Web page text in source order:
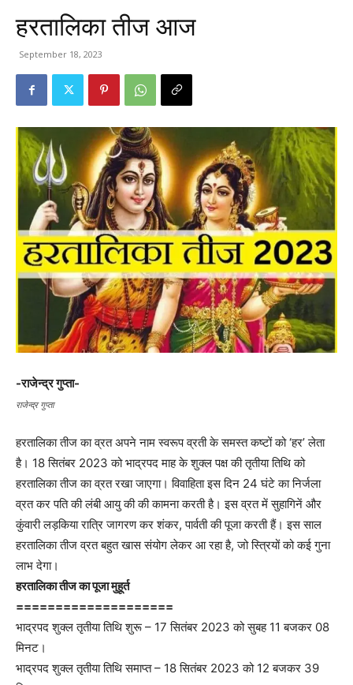
हरतालिका तीज आज
September 18, 2023
-राजेन्द्र गुप्ता-
राजेन्द्र गुप्ता
हरतालिका तीज का व्रत अपने नाम स्वरूप व्रती के समस्त कष्टों को ‘हर’ लेता
है। 18 सितंबर 2023 को भाद्रपद माह के शुक्ल पक्ष की तृतीया तिथि को
हरतालिका तीज का व्रत रखा जाएगा। विवाहिता इस दिन 24 घंटे का निर्जला
व्रत कर पति की लंबी आयु की की कामना करती है। इस व्रत में सुहागिनें और
कुंवारी लड़किया रात्रि जागरण कर शंकर, पार्वती की पूजा करती हैं। इस साल
हरतालिका तीज व्रत बहुत खास संयोग लेकर आ रहा है, जो स्त्रियों को कई गुना
लाभ देगा।
हरतालिका तीज का पूजा मुहूर्त
====================
भाद्रपद शुक्ल तृतीया तिथि शुरू – 17 सितंबर 2023 को सुबह 11 बजकर 08
मिनट।
भाद्रपद शुक्ल तृतीया तिथि समाप्त – 18 सितंबर 2023 को 12 बजकर 39